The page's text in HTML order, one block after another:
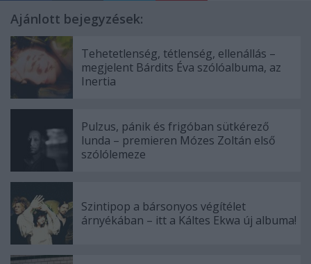
Ajánlott bejegyzések:
Tehetetlenség, tétlenség, ellenállás –
megjelent Bárdits Éva szólóalbuma, az
Inertia
Pulzus, pánik és frigóban sütkérező
lunda – premieren Mózes Zoltán első
szólólemeze
Szintipop a bársonyos végítélet
árnyékában – itt a Káltes Ekwa új albuma!